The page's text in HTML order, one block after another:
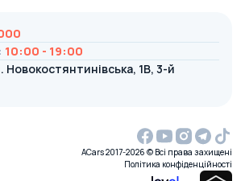
: 10:00 - 19:00
Новокостянтинівська, 1В, 3-й
ACars 2017-2026 © Всі права захищені
Політика конфіденційності